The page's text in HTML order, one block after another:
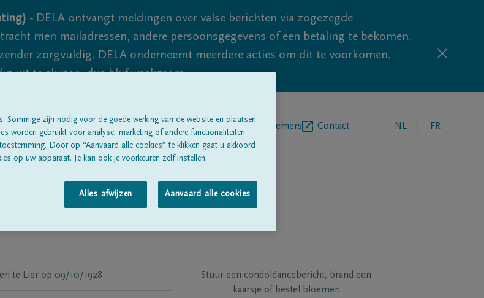
- DELA ontvangt meldingen over valse berichten via zogezegde
men mailadressen, andere persoonsgegevens of een betaling te bekomen.
zorgvuldig. DELA onderneemt meerdere acties om dit te voorkomen.
uit te sluiten, dus blijf waakzaam.
Alle rouwberichten Over ons Begrafenisondernemers Contact NL FR
te Lier op 09/10/1928
Stuur een condoléancebericht, brand een
kaarsje of bestel bloemen
Sommige zijn nodig voor de goede werking van de website en plaatsen
worden gebruikt voor analyse, marketing of andere functionaliteiten;
Door op “Aanvaard alle cookies” te klikken gaat u akkoord
op uw apparaat. Je kan ook je voorkeuren zelf instellen.
Alles afwijzen Aanvaard alle cookies